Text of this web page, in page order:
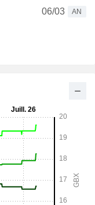
06/03
AN